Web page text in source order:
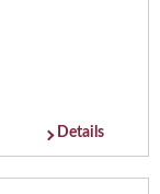
Details